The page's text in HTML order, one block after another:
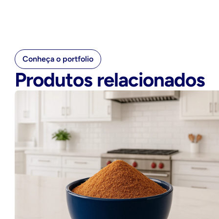
Conheça o portfolio
Produtos relacionados